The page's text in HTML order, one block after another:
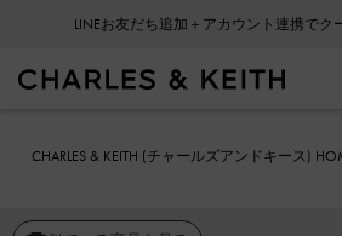
LINEお友だち追加＋アカウント連携でク
CHARLES & KEITH (チャールズアンドキース)